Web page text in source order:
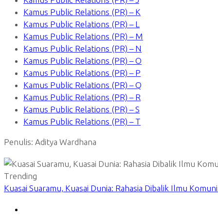
Kamus Public Relations (PR) – K
Kamus Public Relations (PR) – L
Kamus Public Relations (PR) – M
Kamus Public Relations (PR) – N
Kamus Public Relations (PR) – O
Kamus Public Relations (PR) – P
Kamus Public Relations (PR) – Q
Kamus Public Relations (PR) – R
Kamus Public Relations (PR) – S
Kamus Public Relations (PR) – T
Penulis: Aditya Wardhana
Trending
Kuasai Suaramu, Kuasai Dunia: Rahasia Dibalik Ilmu